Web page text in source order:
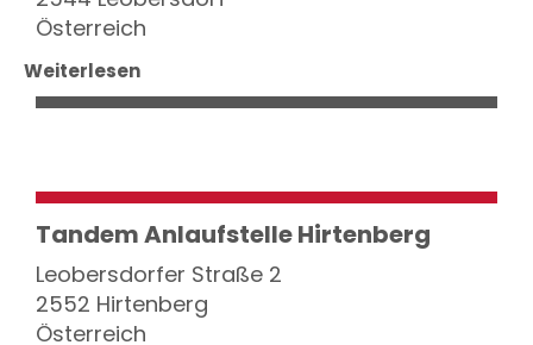
Österreich
Weiterlesen
Tandem Anlaufstelle Hirtenberg
Leobersdorfer Straße 2
2552 Hirtenberg
Österreich